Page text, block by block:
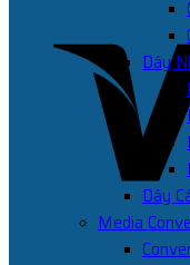
Dây
Dây
Media